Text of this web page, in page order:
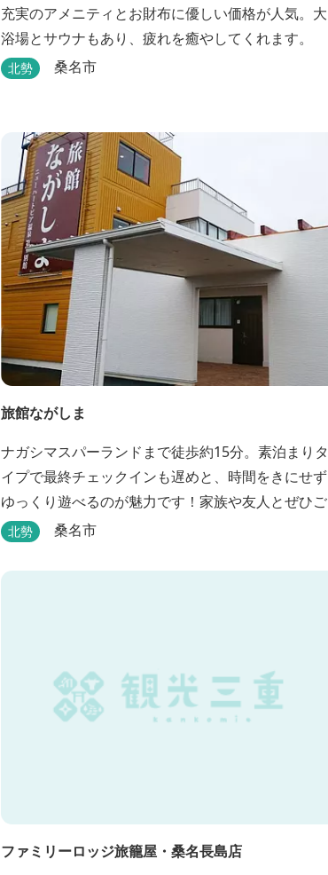
充実のアメニティとお財布に優しい価格が人気。大
浴場とサウナもあり、疲れを癒やしてくれます。
北勢 桑名市
旅館ながしま
ナガシマスパーランドまで徒歩約15分。素泊まりタ
イプで最終チェックインも遅めと、時間をきにせず
ゆっくり遊べるのが魅力です！家族や友人とぜひご
利用ください。
北勢 桑名市
ファミリーロッジ旅籠屋・桑名長島店